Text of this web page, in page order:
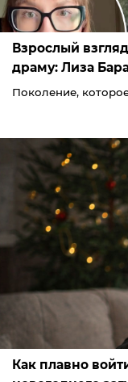
Взрослый
драму: Лиза
Поколение,
Как плавно